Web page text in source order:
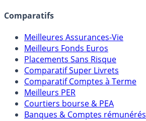
Comparatifs
Meilleures Assurances-Vie
Meilleurs Fonds Euros
Placements Sans Risque
Comparatif Super Livrets
Comparatif Comptes à Terme
Meilleurs PER
Courtiers bourse & PEA
Banques & Comptes rémunérés